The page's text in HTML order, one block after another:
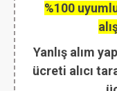
%100
Yanlış alım
ücreti alıcı